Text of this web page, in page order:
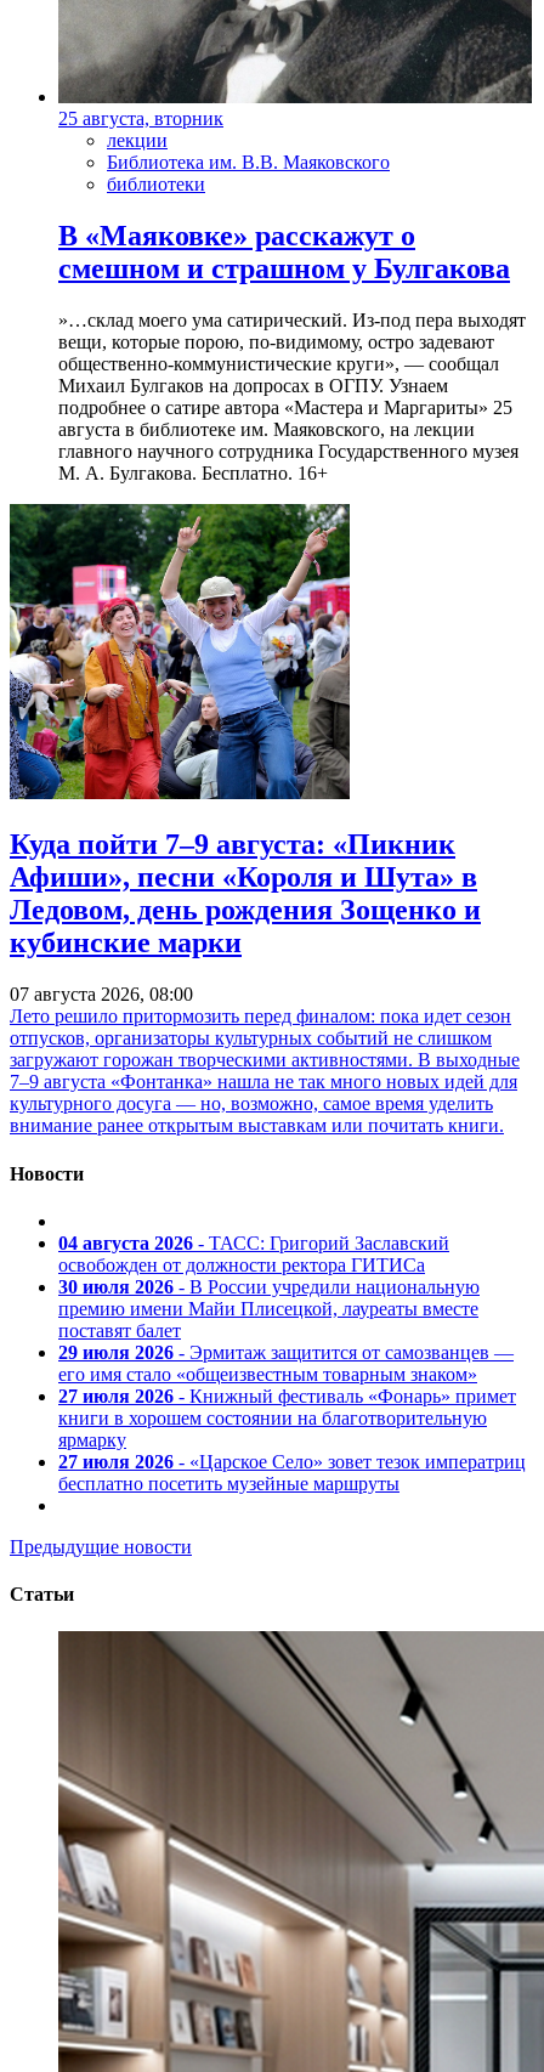
25 августа, вторник
лекции
Библиотека им. В.В. Маяковского
библиотеки
В «Маяковке» расскажут о
смешном и страшном у Булгакова
»…склад моего ума сатирический. Из-под пера выходят
вещи, которые порою, по-видимому, остро задевают
общественно-коммунистические круги», — сообщал
Михаил Булгаков на допросах в ОГПУ. Узнаем
подробнее о сатире автора «Мастера и Маргариты» 25
августа в библиотеке им. Маяковского, на лекции
главного научного сотрудника Государственного музея
М. А. Булгакова. Бесплатно. 16+
Куда пойти 7–9 августа: «Пикник
Афиши», песни «Короля и Шута» в
Ледовом, день рождения Зощенко и
кубинские марки
07 августа 2026, 08:00
Лето решило притормозить перед финалом: пока идет сезон
отпусков, организаторы культурных событий не слишком
загружают горожан творческими активностями. В выходные
7–9 августа «Фонтанка» нашла не так много новых идей для
культурного досуга — но, возможно, самое время уделить
внимание ранее открытым выставкам или почитать книги.
Новости
04 августа 2026 - ТАСС: Григорий Заславский
освобожден от должности ректора ГИТИСа
30 июля 2026 - В России учредили национальную
премию имени Майи Плисецкой, лауреаты вместе
поставят балет
29 июля 2026 - Эрмитаж защитится от самозванцев —
его имя стало «общеизвестным товарным знаком»
27 июля 2026 - Книжный фестиваль «Фонарь» примет
книги в хорошем состоянии на благотворительную
ярмарку
27 июля 2026 - «Царское Село» зовет тезок императриц
бесплатно посетить музейные маршруты
Предыдущие новости
Статьи